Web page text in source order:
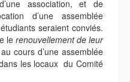
association, et de
d’une assemblée
seraient conviés.
le renouvellement de leur
cours d’une assemblée
les locaux du Comité